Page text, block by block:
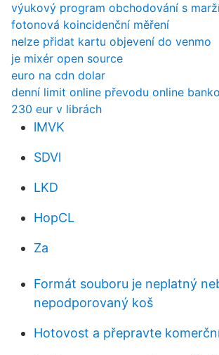
výukový program obchodování s
fotonová koincidenční měření
nelze přidat kartu objevení do venmo
je mixér open source
euro na cdn dolar
denní limit online převodu online
230 eur v librách
lMVK
SDVl
LKD
HopCL
Za
Formát souboru je neplatný
nepodporovaný koš
Hotovost a přepravte